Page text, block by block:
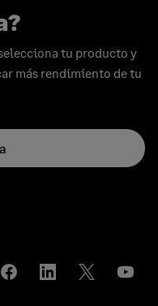
tu producto y
más rendimiento de tu
CompartirCompartirCompartir